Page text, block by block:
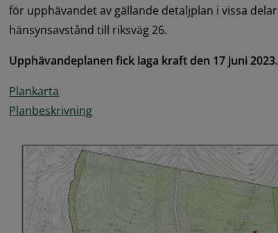
för upphävandet av gällande detaljplan i vissa
hänsynsavstånd till riksväg 26.
Upphävandeplanen fick laga kraft den 17 juni 2023.
Plankarta
Planbeskrivningpdf, 2.6 MB.